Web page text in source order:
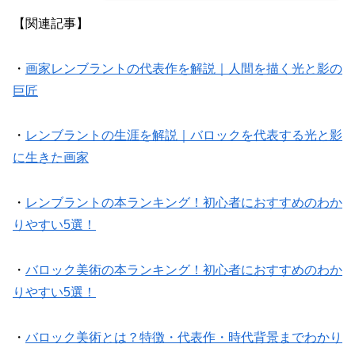
【関連記事】
・ 画家レンブラントの代表作を解説｜人間を描く光と影の
巨匠
・ レンブラントの生涯を解説｜バロックを代表する光と影
に生きた画家
・ レンブラントの本ランキング！初心者におすすめのわか
りやすい5選！
・ バロック美術の本ランキング！初心者におすすめのわか
りやすい5選！
・ バロック美術とは？特徴・代表作・時代背景までわかり